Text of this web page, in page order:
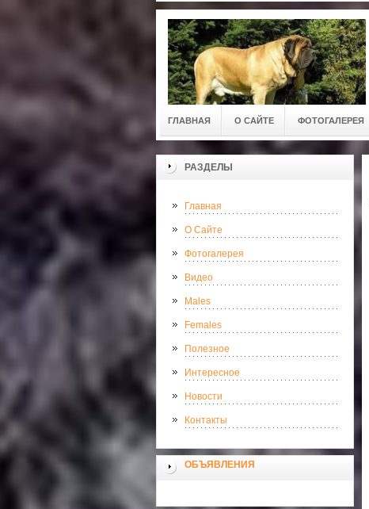
ГЛАВНАЯ О САЙТЕ ФОТОГАЛЕРЕЯ
РАЗДЕЛЫ
Главная
О Сайте
Фотогалерея
Видео
Males
Females
Полезное
Интересное
Новости
Контакты
ОБЪЯВЛЕНИЯ